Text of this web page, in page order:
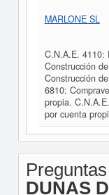
MARLONE SL
C.N.A.E. 4110:
Construcción
Construcción
6810:
propia.
por cuenta
DUNAS